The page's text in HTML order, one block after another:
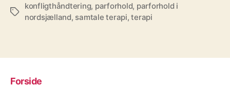
Tags
konfligthåndtering, parforhold, parforhold i
nordsjælland, samtale terapi,terapi
Forside